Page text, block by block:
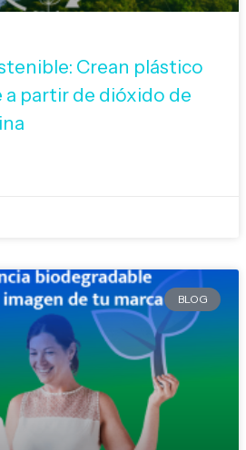
Crean plástico
partir de dióxido de
BLOG